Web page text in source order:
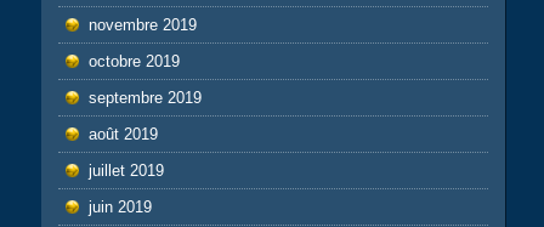
novembre 2019
octobre 2019
septembre 2019
août 2019
juillet 2019
juin 2019